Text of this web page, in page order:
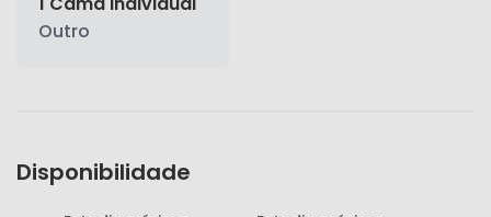
Outro
Disponibilidade